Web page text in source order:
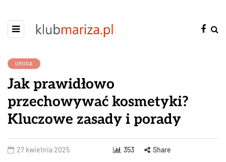
URODA
Jak prawidłowo
przechowywać kosmetyki?
Kluczowe zasady i porady
27 kwietnia 2025 353 Share